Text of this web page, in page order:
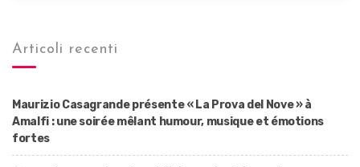
Articoli recenti
Maurizio Casagrande présente « La Prova del Nove » à
Amalfi : une soirée mêlant humour, musique et émotions
fortes